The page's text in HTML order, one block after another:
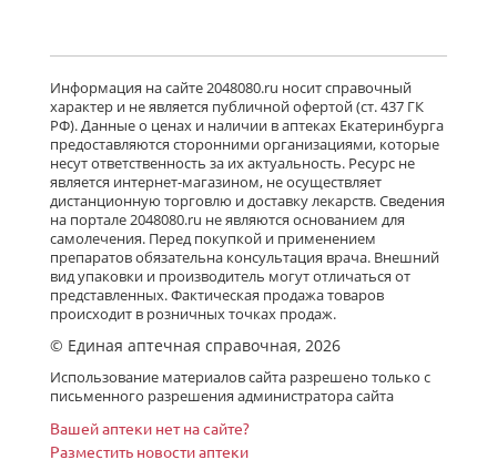
Информация на сайте 2048080.ru носит справочный
характер и не является публичной офертой (ст. 437 ГК
РФ). Данные о ценах и наличии в аптеках Екатеринбурга
предоставляются сторонними организациями, которые
несут ответственность за их актуальность. Ресурс не
является интернет-магазином, не осуществляет
дистанционную торговлю и доставку лекарств. Сведения
на портале 2048080.ru не являются основанием для
самолечения. Перед покупкой и применением
препаратов обязательна консультация врача. Внешний
вид упаковки и производитель могут отличаться от
представленных. Фактическая продажа товаров
происходит в розничных точках продаж.
© Единая аптечная справочная, 2026
Использование материалов сайта разрешено только с
письменного разрешения администратора сайта
Вашей аптеки нет на сайте?
Разместить новости аптеки